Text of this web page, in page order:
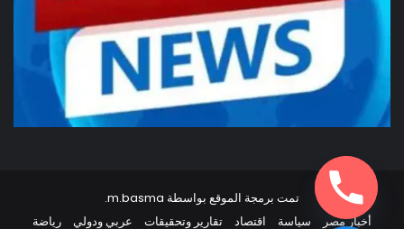
تمت برمجة الموقع بواسطة m.basma
.
أخبار مصر
سياسة اقتصاد تقارير وتحقيقات عربي ودولي رياضة